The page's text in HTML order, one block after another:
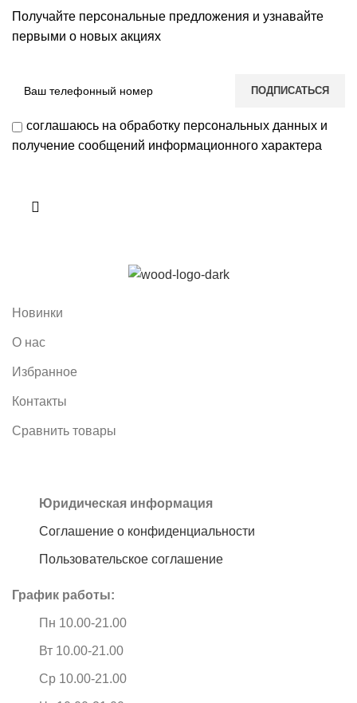
Получайте персональные предложения и узнавайте
первыми о новых акциях
соглашаюсь на обработку персональных данных и
получение сообщений информационного характера
Новинки
О нас
Избранное
Контакты
Сравнить товары
Юридическая информация
Соглашение о конфиденциальности
Пользовательское соглашение
График работы:
Пн 10.00-21.00
Вт 10.00-21.00
Ср 10.00-21.00